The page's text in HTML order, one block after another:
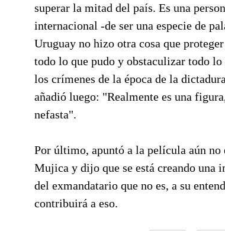
superar la mitad del país. Es una
internacional -de ser una especie de
Uruguay no hizo otra cosa que
todo lo que pudo y obstaculizar todo
los crímenes de la época de la
añadió luego: "Realmente es una
nefasta".
Por último, apuntó a la película aún
Mujica y dijo que se está creando una
del exmandatario que no es, a su
contribuirá a eso.